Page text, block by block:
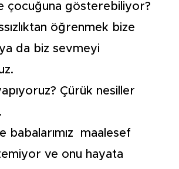
çocuğuna gösterebiliyor?
öğrenmek bize
da biz sevmeyi
Çürük nesiller
babalarımız maalesef
ve onu hayata